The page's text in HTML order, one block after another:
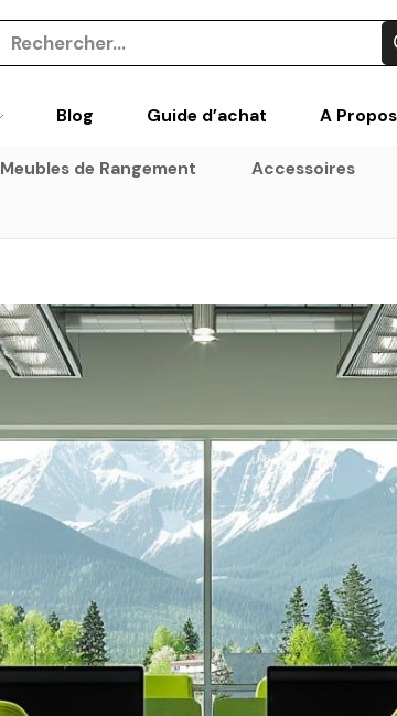
Blog Guide d’achat A Propos
Meubles de Rangement Accessoires